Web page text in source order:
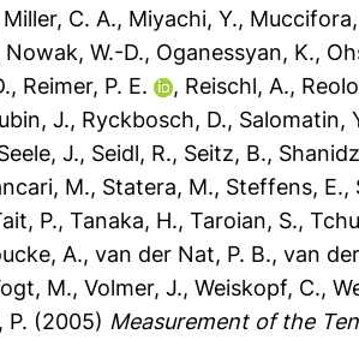
Miller, C. A., Miyachi, Y., Muccifora,
Nowak, W.-D., Oganessyan, K.,
, Reimer, P. E. , Reischl, A.,
J., Ryckbosch, D., Salomatin,
J., Seidl, R., Seitz, B.,
M., Statera, M., Steffens, E.,
P., Tanaka, H., Taroian, S.,
A., van der Nat, P. B., van
M., Volmer, J., Weiskopf, C.,
P. (2005) Measurement of the